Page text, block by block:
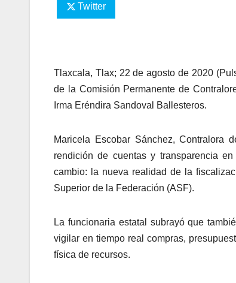
Twitter
Tlaxcala, Tlax; 22 de agosto de 2020
de la Comisión Permanente de
Irma Eréndira Sandoval Ballesteros.
Maricela Escobar Sánchez, Contralora
rendición de cuentas y transparencia
cambio: la nueva realidad de la
Superior de la Federación (ASF).
La funcionaria estatal subrayó que
vigilar en tiempo real compras,
física de recursos.